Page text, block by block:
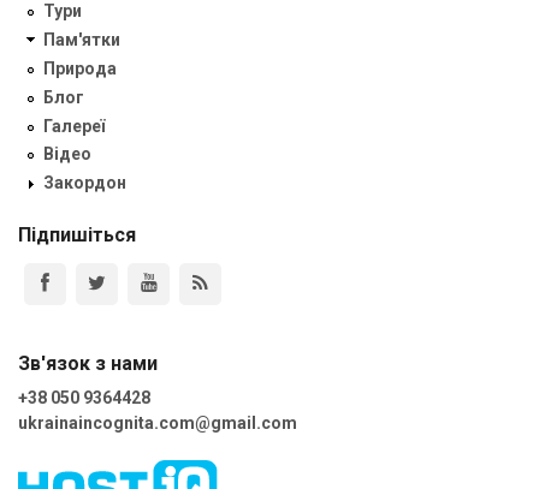
Тури
Пам'ятки
Природа
Блог
Галереї
Відео
Закордон
Підпишіться
Зв'язок з нами
+38 050 9364428
ukrainaincognita.com@gmail.com